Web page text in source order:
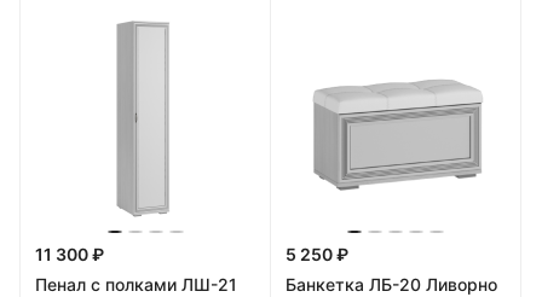
11 300 ₽
Пенал с полками ЛШ-21
5 250 ₽
Банкетка ЛБ-20 Ливорно